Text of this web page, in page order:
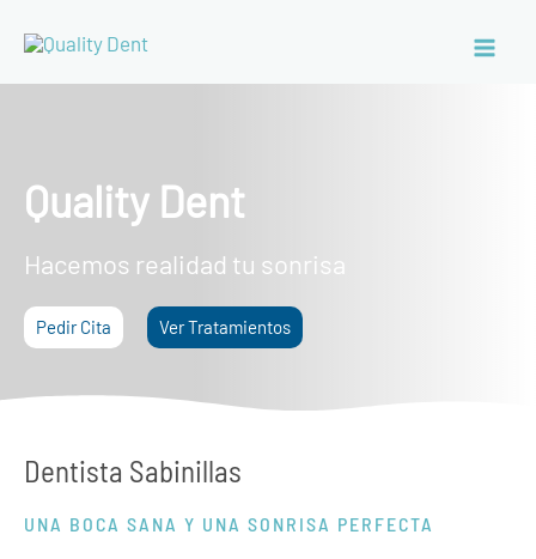
Quality Dent
Hacemos realidad tu sonrisa
Pedir Cita Ver Tratamientos
Dentista Sabinillas
UNA BOCA SANA Y UNA SONRISA PERFECTA